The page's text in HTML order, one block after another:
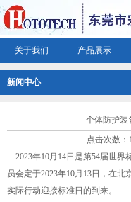
关于我们 产品展示
新闻中心
个体防护装
点击次数：
2023年10月14日是第54届世界
员会定于2023年10月13日，在
实际行动迎接标准日的到来。